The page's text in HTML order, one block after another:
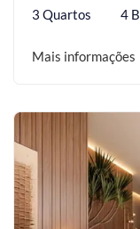
3 Quartos 4
Mais informações